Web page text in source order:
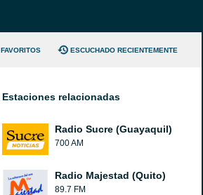
FAVORITOS ESCUCHADO RECIENTEMENTE
Estaciones relacionadas
Radio Sucre (Guayaquil)
700 AM
Radio Majestad (Quito)
89.7 FM